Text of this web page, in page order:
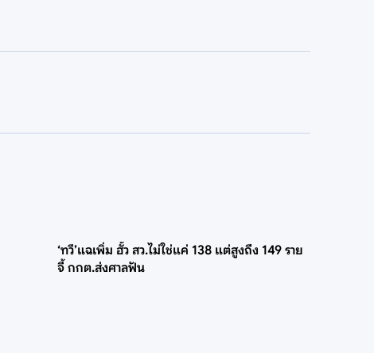
‘ทวี’แฉเพิ่ม ฮั้ว สว.ไม่ใช่แค่ 138 แต่สูงถึง 149 ราย
จี้ กกต.ส่งศาลฟัน